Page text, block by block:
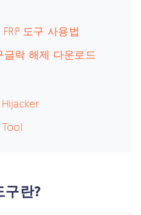
도구 사용법
락 해제 다운로드
구란?